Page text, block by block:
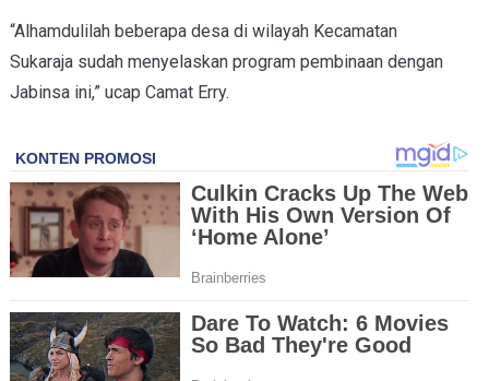
“Alhamdulilah beberapa desa di wilayah Kecamatan
Sukaraja sudah menyelaskan program pembinaan dengan
Jabinsa ini,” ucap Camat Erry.